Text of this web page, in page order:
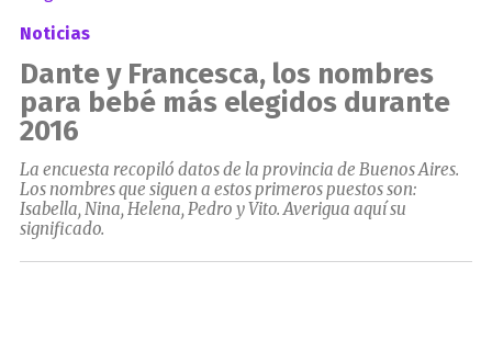
Noticias
Dante y Francesca, los nombres
para bebé más elegidos durante
2016
La encuesta recopiló datos de la provincia de Buenos Aires.
Los nombres que siguen a estos primeros puestos son:
Isabella, Nina, Helena, Pedro y Vito. Averigua aquí su
significado.